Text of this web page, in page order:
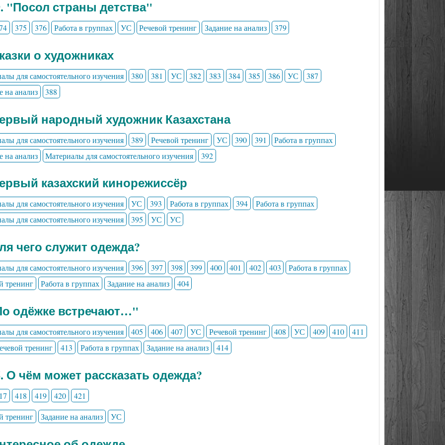
"Посол страны детства"
375 376 Работа в группах УС Речевой тренинг Задание на анализ 379
о художниках
для самостоятельного изучения 380 381 УС 382 383 384 385 386 УС
387
на анализ
388
народный художник Казахстана
для самостоятельного изучения 389 Речевой тренинг УС 390 391
Работа в группах
на анализ
Материалы для самостоятельного изучения 392
казахский кинорежиссёр
для самостоятельного изучения УС 393 Работа в группах 394
Работа в группах
для самостоятельного изучения
395 УС УС
чего служит одежда?
для самостоятельного изучения 396 397 398 399 400 401 402 403
Работа в группах
тренинг
Работа в группах Задание на анализ 404
одёжке встречают…"
для самостоятельного изучения 405 406 407 УС Речевой тренинг 408 УС 409 410
411
тренинг
413 Работа в группах Задание на анализ 414
О чём может рассказать одежда?
418 419 420
421
тренинг
Задание на анализ УС